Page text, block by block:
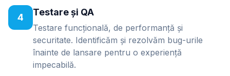
4 Testare și QA
Testare funcțională, de performanță și
securitate. Identificăm și rezolvăm bug-urile
înainte de lansare pentru o experiență
impecabilă.